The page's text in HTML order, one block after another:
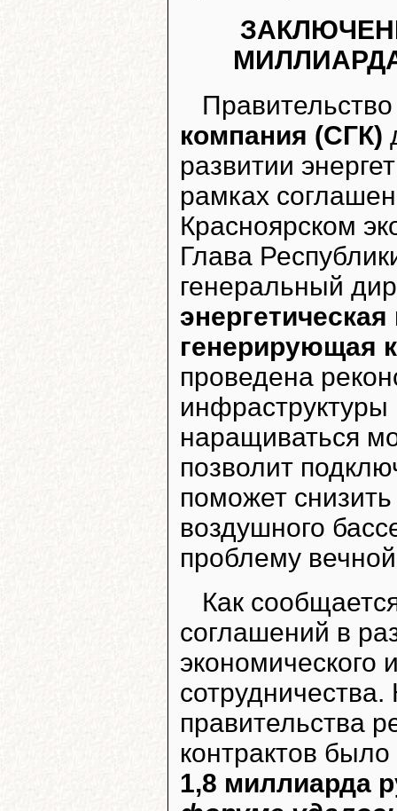
компания (СГК)
развитии
рамках
Красноярском
Глава
генеральный
генерирующая
проведена
наращиваться
позволит
поможет
воздушного
проблему
Как
соглашений в
экономического
правительства
контрактов
1,8 миллиарда